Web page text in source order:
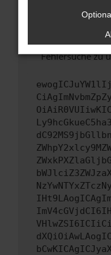
Wenn du alle
hast,
versuchen, das
uns diesen Text
Fehlersuche zu